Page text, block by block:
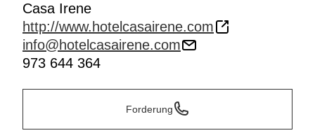
Casa Irene
http://www.hotelcasairene.com
info@hotelcasairene.com
973 644 364
Forderung